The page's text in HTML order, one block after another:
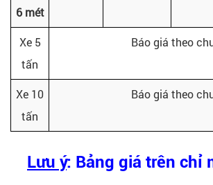
6 mét
Xe 5
tấn
Báo giá theo
Xe 10
tấn
Báo giá theo
Lưu ý: Bảng giá trên chỉ